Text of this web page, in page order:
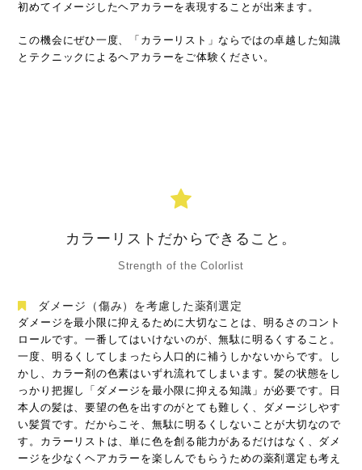
初めてイメージしたヘアカラーを表現することが出来ます。
この機会にぜひ一度、「カラーリスト」ならではの卓越した知識
とテクニックによるヘアカラーをご体験ください。
カラーリストだからできること。
Strength of the Colorlist
ダメージ（傷み）を考慮した薬剤選定
ダメージを最小限に抑えるために大切なことは、明るさのコント
ロールです。一番してはいけないのが、無駄に明るくすること。
一度、明るくしてしまったら人口的に補うしかないからです。し
かし、カラー剤の色素はいずれ流れてしまいます。髪の状態をし
っかり把握し「ダメージを最小限に抑える知識」が必要です。日
本人の髪は、要望の色を出すのがとても難しく、ダメージしやす
い髪質です。だからこそ、無駄に明るくしないことが大切なので
す。カラーリストは、単に色を創る能力があるだけはなく、ダメ
ージを少なくヘアカラーを楽しんでもらうための薬剤選定も考え